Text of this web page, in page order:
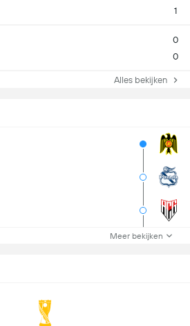
1
0
0
Alles bekijken
Meer bekijken